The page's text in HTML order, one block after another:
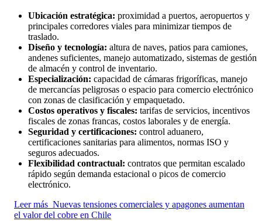
Ubicación estratégica: proximidad a puertos, aeropuertos y
principales corredores viales para minimizar tiempos de
traslado.
Diseño y tecnología: altura de naves, patios para camiones,
andenes suficientes, manejo automatizado, sistemas de gestión
de almacén y control de inventario.
Especialización: capacidad de cámaras frigoríficas, manejo
de mercancías peligrosas o espacio para comercio electrónico
con zonas de clasificación y empaquetado.
Costos operativos y fiscales: tarifas de servicios, incentivos
fiscales de zonas francas, costos laborales y de energía.
Seguridad y certificaciones: control aduanero,
certificaciones sanitarias para alimentos, normas ISO y
seguros adecuados.
Flexibilidad contractual: contratos que permitan escalado
rápido según demanda estacional o picos de comercio
electrónico.
Leer más Nuevas tensiones comerciales y apagones aumentan
el valor del cobre en Chile